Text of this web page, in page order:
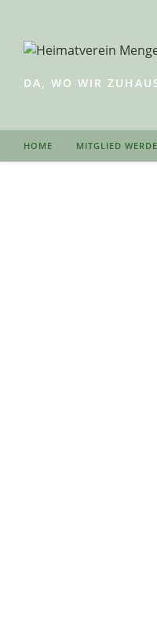
springen
DA, WO WIR
HOME MITGLIED